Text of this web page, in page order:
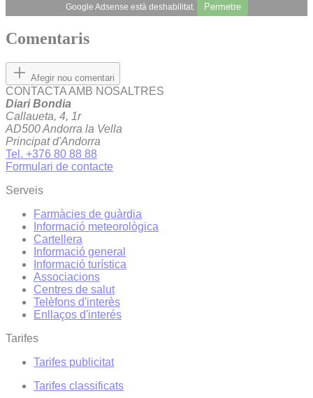
Google Adsense està deshabilitat. Permetre
Comentaris
Afegir nou comentari
CONTACTA AMB NOSALTRES
Diari Bondia
Callaueta, 4, 1r
AD500 Andorra la Vella
Principat d'Andorra
Tel. +376 80 88 88
Formulari de contacte
Serveis
Farmàcies de guàrdia
Informació meteorològica
Cartellera
Informació general
Informació turística
Associacions
Centres de salut
Telèfons d'interès
Enllaços d'interés
Tarifes
Tarifes publicitat
Tarifes classificats